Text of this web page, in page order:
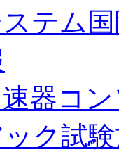
テム
器コ
ク試